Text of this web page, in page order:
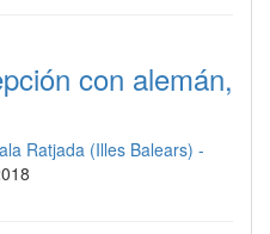
con alemán,
Ratjada (Illes Balears) -